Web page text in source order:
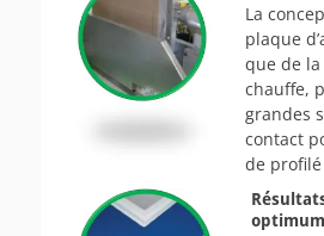
La
plaque
que de
chauffe,
grandes
contact
de
optimum